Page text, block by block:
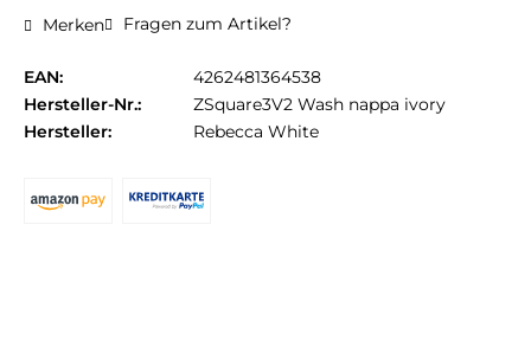
Merken Fragen zum Artikel?
EAN:
4262481364538
Hersteller-Nr.:
ZSquare3V2 Wash nappa ivory
Hersteller:
Rebecca White